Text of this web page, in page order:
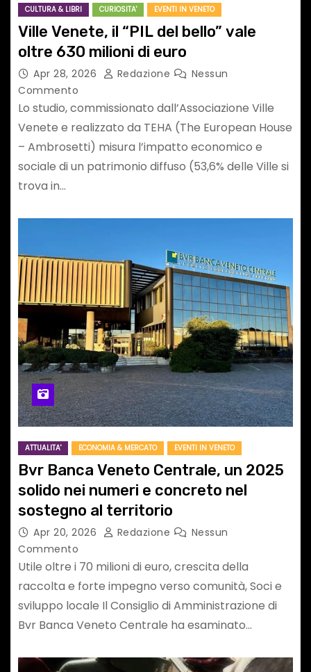
CULTURA & LIBRI CURIOSITA' EVENTI IN VENETO
Ville Venete, il “PIL del bello” vale
oltre 630 milioni di euro
Apr 28, 2026 Redazione
Nessun
Commento
Lo studio, commissionato dall’Associazione Ville
Venete e realizzato da TEHA (The European House
– Ambrosetti) misura l’impatto economico e
sociale di un patrimonio diffuso (53,6% delle Ville si
trova in…
ATTUALITA' ECONOMIA & MERCATO EVENTI IN VENETO
Bvr Banca Veneto Centrale, un 2025
solido nei numeri e concreto nel
sostegno al territorio
Apr 20, 2026 Redazione
Nessun
Commento
Utile oltre i 70 milioni di euro, crescita della
raccolta e forte impegno verso comunità, Soci e
sviluppo locale Il Consiglio di Amministrazione di
Bvr Banca Veneto Centrale ha esaminato…